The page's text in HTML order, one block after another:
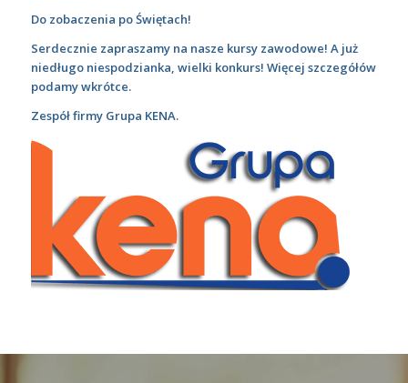
Do zobaczenia po Świętach!
Serdecznie zapraszamy na nasze kursy zawodowe! A już
niedługo niespodzianka, wielki konkurs! Więcej szczegółów
podamy wkrótce.
Zespół firmy Grupa KENA.